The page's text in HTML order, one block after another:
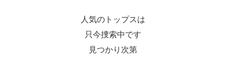
人気のトップスは
只今捜索中です
見つかり次第